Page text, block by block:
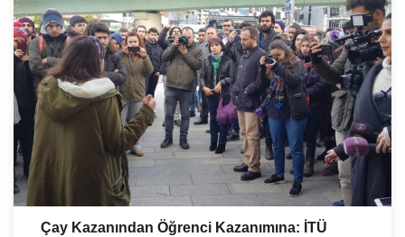
Çay Kazanından Öğrenci Kazanımına: İTÜ